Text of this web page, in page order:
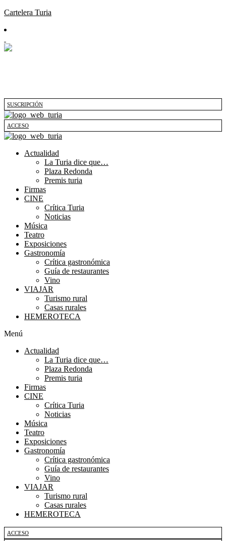
Cartelera Turia
SUSCRIPCIÓN
ACCESO
Actualidad
La Turia dice que…
Plaza Redonda
Premis turia
Firmas
CINE
Crítica Turia
Noticias
Música
Teatro
Exposiciones
Gastronomía
Crítica gastronómica
Guía de restaurantes
Vino
VIAJAR
Turismo rural
Casas rurales
HEMEROTECA
Menú
Actualidad
La Turia dice que…
Plaza Redonda
Premis turia
Firmas
CINE
Crítica Turia
Noticias
Música
Teatro
Exposiciones
Gastronomía
Crítica gastronómica
Guía de restaurantes
Vino
VIAJAR
Turismo rural
Casas rurales
HEMEROTECA
ACCESO